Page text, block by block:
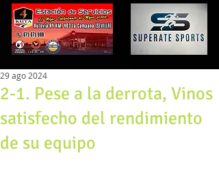
2-1. Pese a la derrota, Vinos
satisfecho del rendimiento
de su equipo
29 ago 2024